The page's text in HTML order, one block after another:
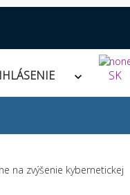
SK
na zvýšenie kybernetickej